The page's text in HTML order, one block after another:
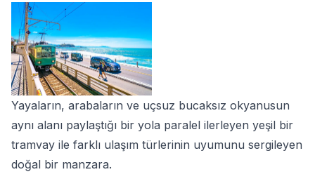
Yayaların, arabaların ve uçsuz bucaksız okyanusun
aynı alanı paylaştığı bir yola paralel ilerleyen yeşil bir
tramvay ile farklı ulaşım türlerinin uyumunu sergileyen
doğal bir manzara.